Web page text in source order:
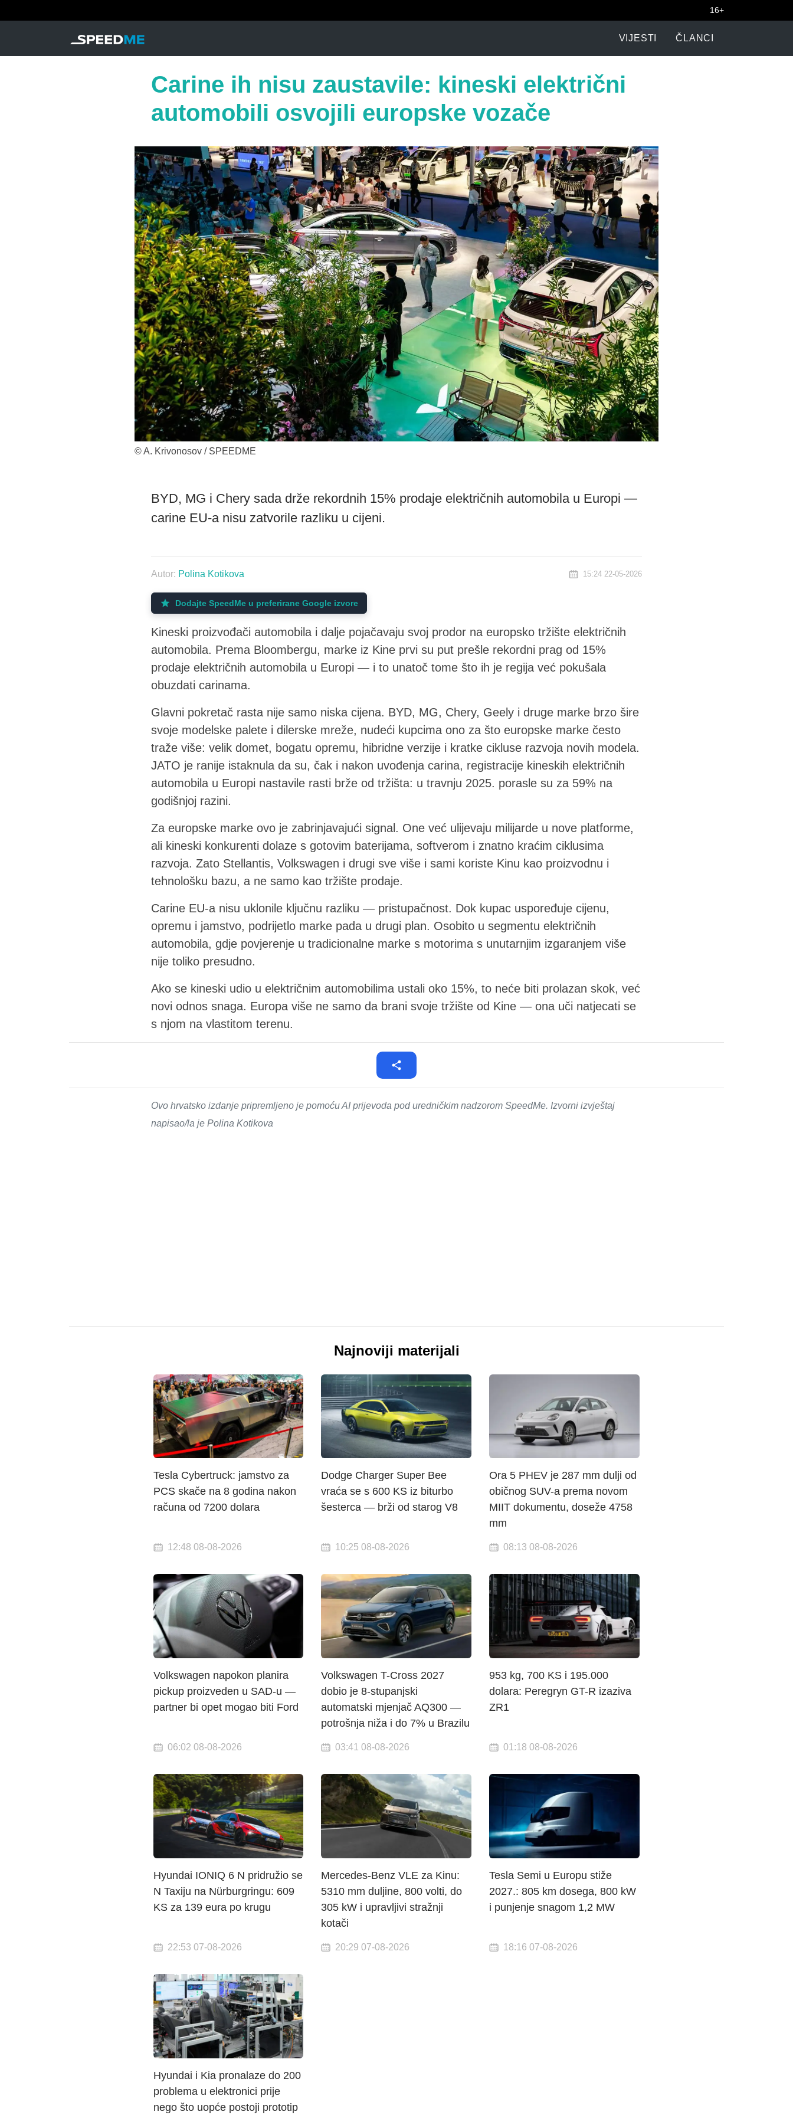
16+
VIJESTI ČLANCI
Carine ih nisu zaustavile: kineski električni
automobili osvojili europske vozače
© A. Krivonosov / SPEEDME
BYD, MG i Chery sada drže rekordnih 15% prodaje električnih automobila u Europi —
carine EU-a nisu zatvorile razliku u cijeni.
Autor: Polina Kotikova 15:24 22-05-2026
Dodajte SpeedMe u preferirane Google izvore
Kineski proizvođači automobila i dalje pojačavaju svoj prodor na europsko tržište električnih
automobila. Prema Bloombergu, marke iz Kine prvi su put prešle rekordni prag od 15%
prodaje električnih automobila u Europi — i to unatoč tome što ih je regija već pokušala
obuzdati carinama.
Glavni pokretač rasta nije samo niska cijena. BYD, MG, Chery, Geely i druge marke brzo šire
svoje modelske palete i dilerske mreže, nudeći kupcima ono za što europske marke često
traže više: velik domet, bogatu opremu, hibridne verzije i kratke cikluse razvoja novih modela.
JATO je ranije istaknula da su, čak i nakon uvođenja carina, registracije kineskih električnih
automobila u Europi nastavile rasti brže od tržišta: u travnju 2025. porasle su za 59% na
godišnjoj razini.
Za europske marke ovo je zabrinjavajući signal. One već ulijevaju milijarde u nove platforme,
ali kineski konkurenti dolaze s gotovim baterijama, softverom i znatno kraćim ciklusima
razvoja. Zato Stellantis, Volkswagen i drugi sve više i sami koriste Kinu kao proizvodnu i
tehnološku bazu, a ne samo kao tržište prodaje.
Carine EU-a nisu uklonile ključnu razliku — pristupačnost. Dok kupac uspoređuje cijenu,
opremu i jamstvo, podrijetlo marke pada u drugi plan. Osobito u segmentu električnih
automobila, gdje povjerenje u tradicionalne marke s motorima s unutarnjim izgaranjem više
nije toliko presudno.
Ako se kineski udio u električnim automobilima ustali oko 15%, to neće biti prolazan skok, već
novi odnos snaga. Europa više ne samo da brani svoje tržište od Kine — ona uči natjecati se
s njom na vlastitom terenu.
Ovo hrvatsko izdanje pripremljeno je pomoću AI prijevoda pod uredničkim nadzorom SpeedMe. Izvorni izvještaj
napisao/la je Polina Kotikova
Najnoviji materijali
Tesla Cybertruck: jamstvo za
PCS skače na 8 godina nakon
računa od 7200 dolara
12:48 08-08-2026
Dodge Charger Super Bee
vraća se s 600 KS iz biturbo
šesterca — brži od starog V8
10:25 08-08-2026
Ora 5 PHEV je 287 mm dulji od
običnog SUV-a prema novom
MIIT dokumentu, doseže 4758
mm
08:13 08-08-2026
Volkswagen napokon planira
pickup proizveden u SAD-u —
partner bi opet mogao biti Ford
06:02 08-08-2026
Volkswagen T-Cross 2027
dobio je 8-stupanjski
automatski mjenjač AQ300 —
potrošnja niža i do 7% u Brazilu
03:41 08-08-2026
953 kg, 700 KS i 195.000
dolara: Peregryn GT-R izaziva
ZR1
01:18 08-08-2026
Hyundai IONIQ 6 N pridružio se
N Taxiju na Nürburgringu: 609
KS za 139 eura po krugu
22:53 07-08-2026
Mercedes-Benz VLE za Kinu:
5310 mm duljine, 800 volti, do
305 kW i upravljivi stražnji
kotači
20:29 07-08-2026
Tesla Semi u Europu stiže
2027.: 805 km dosega, 800 kW
i punjenje snagom 1,2 MW
18:16 07-08-2026
Hyundai i Kia pronalaze do 200
problema u elektronici prije
nego što uopće postoji prototip